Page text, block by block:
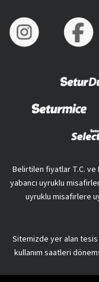
Belirtilen fiyatlar T.C. ve
yabancı uyruklu
uyruklu misafirlere
Sitemizde yer alan
kullanım saatleri